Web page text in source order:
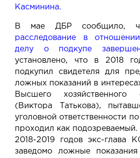
Касминина.
В мае ДБР сообщило,
расследование в
делу о подкупе
установлено, что в 2018
подкупил свидетеля для
ложных показаний в
Высшего
(Виктора Татькова),
уголовной ответственности
проходил как подозреваемый.
2018-2019 годов экс-глава
заведомо ложные